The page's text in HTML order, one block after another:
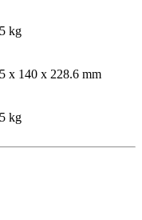
kg
x 140 x 228.6 mm
kg